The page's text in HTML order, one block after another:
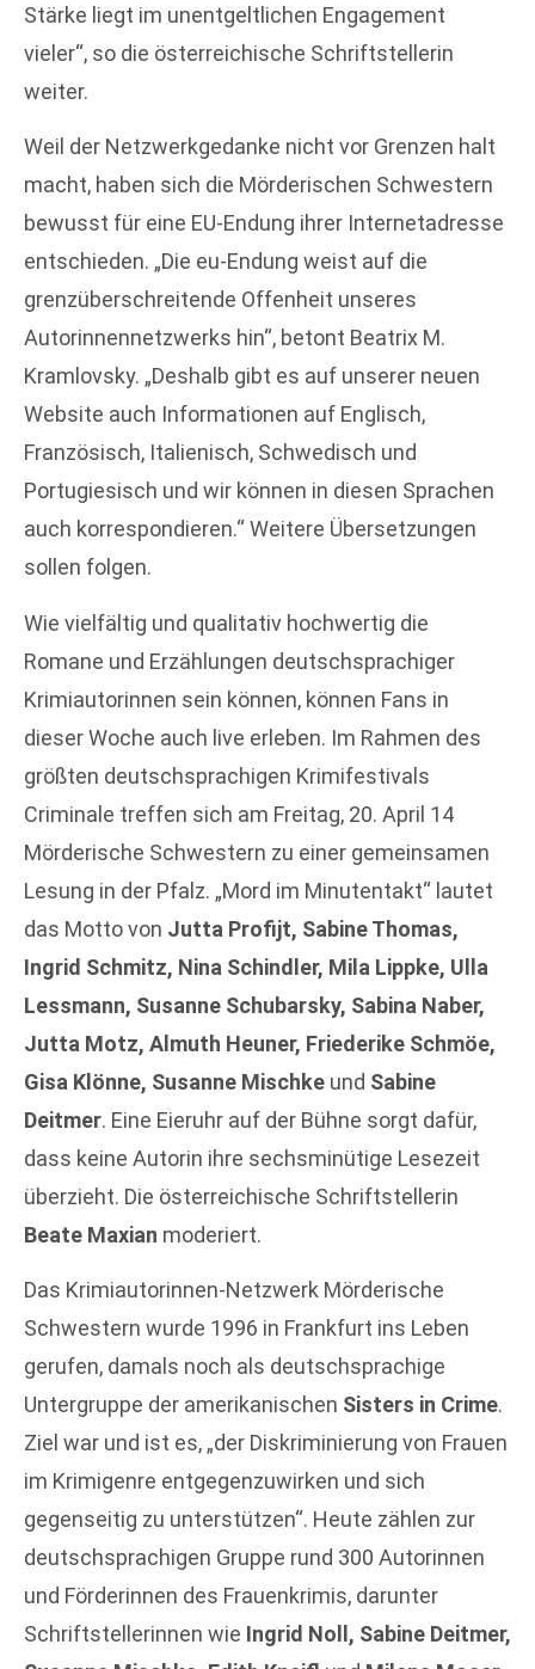
Stärke liegt im unentgeltlichen Engagement
vieler“, so die österreichische Schriftstellerin
weiter.
Weil der Netzwerkgedanke nicht vor Grenzen halt
macht, haben sich die Mörderischen Schwestern
bewusst für eine EU-Endung ihrer Internetadresse
entschieden. „Die eu-Endung weist auf die
grenzüberschreitende Offenheit unseres
Autorinnennetzwerks hin“, betont Beatrix M.
Kramlovsky. „Deshalb gibt es auf unserer neuen
Website auch Informationen auf Englisch,
Französisch, Italienisch, Schwedisch und
Portugiesisch und wir können in diesen Sprachen
auch korrespondieren.“ Weitere Übersetzungen
sollen folgen.
Wie vielfältig und qualitativ hochwertig die
Romane und Erzählungen deutschsprachiger
Krimiautorinnen sein können, können Fans in
dieser Woche auch live erleben. Im Rahmen des
größten deutschsprachigen Krimifestivals
Criminale treffen sich am Freitag, 20. April 14
Mörderische Schwestern zu einer gemeinsamen
Lesung in der Pfalz. „Mord im Minutentakt“ lautet
das Motto von Jutta Profijt, Sabine Thomas,
Ingrid Schmitz, Nina Schindler, Mila Lippke, Ulla
Lessmann, Susanne Schubarsky, Sabina Naber,
Jutta Motz, Almuth Heuner, Friederike Schmöe,
Gisa Klönne, Susanne Mischke und Sabine
Deitmer. Eine Eieruhr auf der Bühne sorgt dafür,
dass keine Autorin ihre sechsminütige Lesezeit
überzieht. Die österreichische Schriftstellerin
Beate Maxian moderiert.
Das Krimiautorinnen-Netzwerk Mörderische
Schwestern wurde 1996 in Frankfurt ins Leben
gerufen, damals noch als deutschsprachige
Untergruppe der amerikanischen Sisters in Crime.
Ziel war und ist es, „der Diskriminierung von Frauen
im Krimigenre entgegenzuwirken und sich
gegenseitig zu unterstützen“. Heute zählen zur
deutschsprachigen Gruppe rund 300 Autorinnen
und Förderinnen des Frauenkrimis, darunter
Schriftstellerinnen wie Ingrid Noll, Sabine Deitmer,